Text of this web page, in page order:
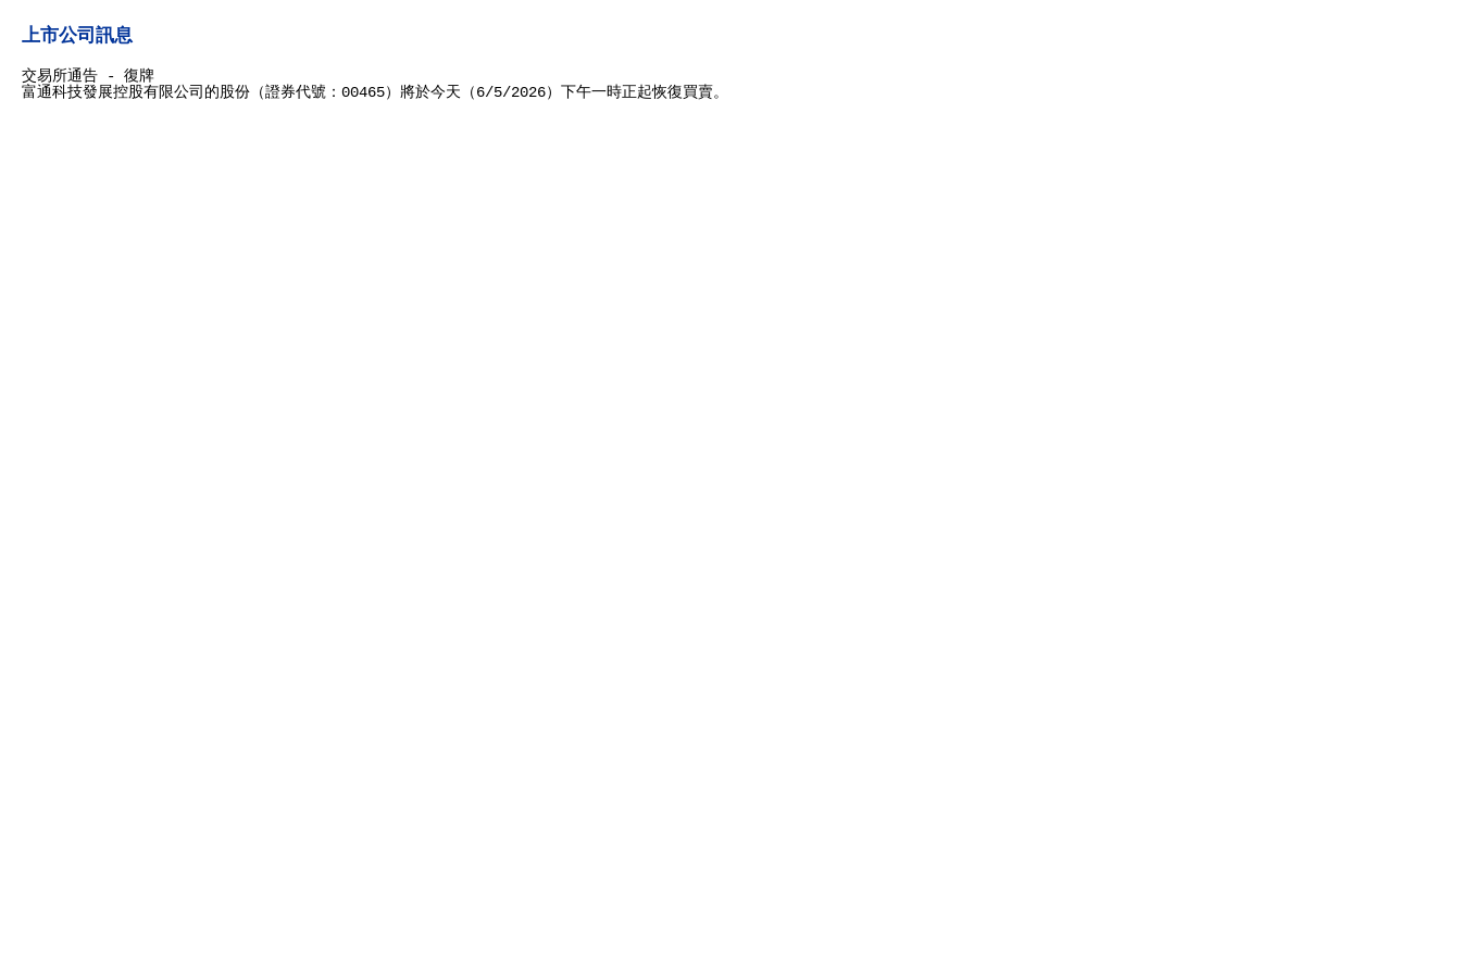
上市公司訊息
交易所通告 - 復牌
富通科技發展控股有限公司的股份（證券代號：00465）將於今天（6/5/2026）下午一時正起恢復買賣。